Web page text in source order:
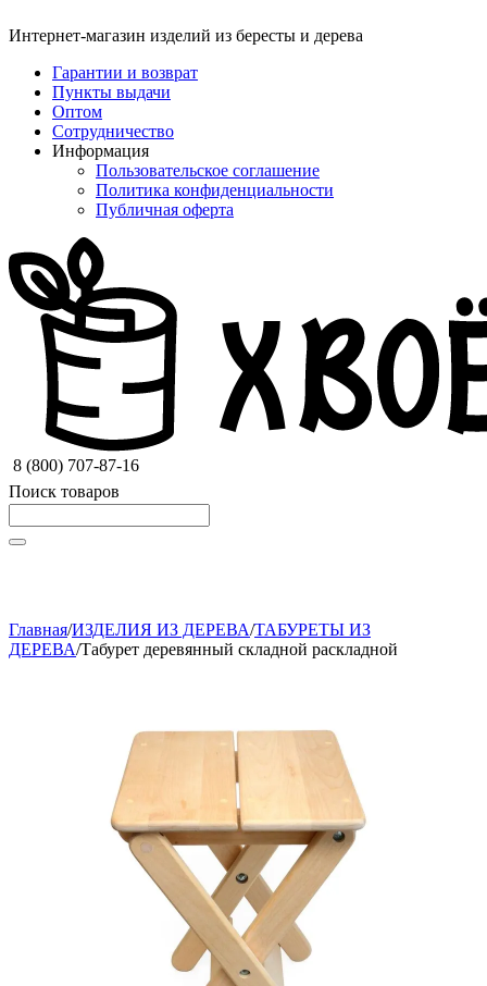
Интернет-магазин изделий из бересты и дерева
Гарантии и возврат
Пункты выдачи
Оптом
Сотрудничество
Информация
Пользовательское соглашение
Политика конфиденциальности
Публичная оферта
8 (800) 707-87-16
Поиск товаров
Главная/ИЗДЕЛИЯ ИЗ ДЕРЕВА/ТАБУРЕТЫ ИЗ
ДЕРЕВА/Табурет деревянный складной раскладной